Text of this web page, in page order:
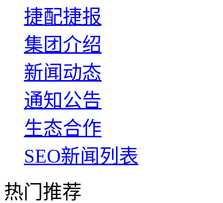
捷配捷报
集团介绍
新闻动态
通知公告
生态合作
SEO新闻列表
热门推荐